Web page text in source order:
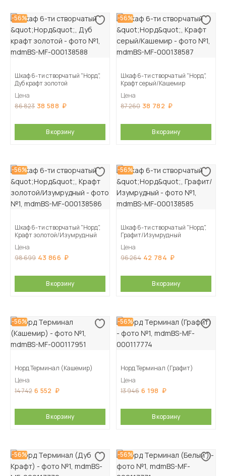
-56%
Шкаф 6-ти створчатый "Норд",
Дуб крафт золотой
Цена
86 823 38 588
В корзину
-56%
Шкаф 6-ти створчатый "Норд",
Крафт серый/Кашемир
Цена
87 260 38 782
В корзину
-56%
Шкаф 6-ти створчатый "Норд",
Крафт золотой/Изумрудный
Цена
98 699 43 866
В корзину
-56%
Шкаф 6-ти створчатый "Норд",
Графит/Изумрудный
Цена
96 264 42 784
В корзину
-56%
Норд Терминал (Кашемир)
Цена
14 742 6 552
В корзину
-56%
Норд Терминал (Графит)
Цена
13 946 6 198
В корзину
-56% -56%